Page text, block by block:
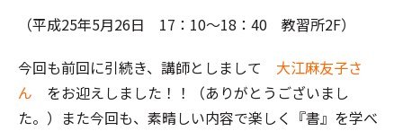
（平成25年5月26日 17：10～18：40 教習所2F）
今回も前回に引続き、講師としまして 大江麻友子さ
ん をお迎えしました！！（ありがとうございまし
た。）また今回も、素晴しい内容で楽しく『書』を学べ